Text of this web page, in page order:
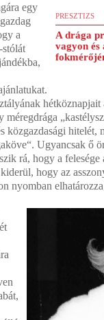
PRESZTIZS
A drága
vagyon és
egy
a
hétköznapjait
közgazdasági hitelét,
Ugyancsak ő
rá, hogy a
hogy az
nyomban